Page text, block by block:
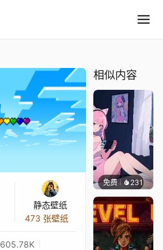
静态壁纸
473 张壁纸
605.78K
相似内容
免费 231好看